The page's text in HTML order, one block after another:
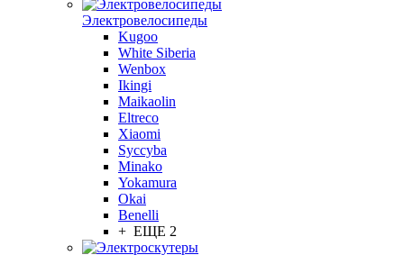
Электровелосипеды
Kugoo
White Siberia
Wenbox
Ikingi
Maikaolin
Eltreco
Xiaomi
Syccyba
Minako
Yokamura
Okai
Benelli
+ ЕЩЕ 2